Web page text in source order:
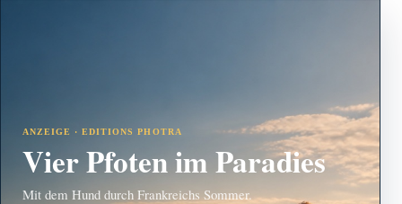
ANZEIGE · EDITIONS PHOTRA
Vier Pfoten im Paradies
Mit dem Hund durch Frankreichs Sommer.